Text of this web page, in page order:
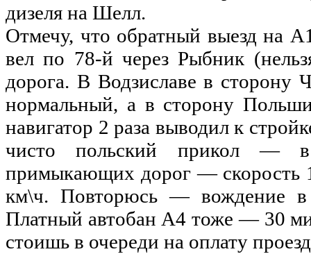
дизеля на Шелл.
Отмечу, что обратный выезд на
вел по 78-й через Рыбник
дорога. В Водзиславе в
нормальный, а в сторону
навигатор 2 раза выводил к
чисто польский прикол — в
примыкающих дорог — скорость
км\ч. Повторюсь — вождение
Платный автобан А4 тоже — 30
стоишь в очереди на оплату